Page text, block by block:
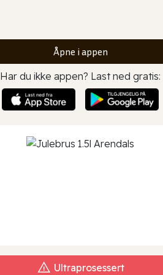
Åpne i appen
Har du ikke appen? Last ned gratis:
Ultraprosessert